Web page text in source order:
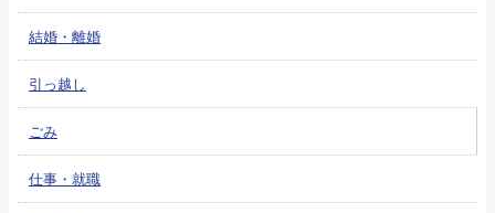
結婚・離婚
引っ越し
ごみ
仕事・就職